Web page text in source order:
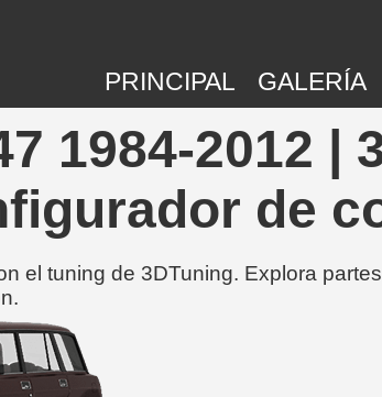
PRINCIPAL GALERÍA
1984-2012 |
de
el tuning de 3DTuning. Explora